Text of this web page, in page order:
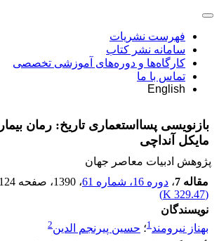
فهرست نشریات
سامانه نشر کتاب
کارگاه‌ها و دوره‌های آموزشی تخصصی
تماس با ما
English
بازنویسی پسااستعماری تاریخ: رمان
مایکل آنداچی
پژوهش ادبیات معاصر جهان
مقاله 7
، دوره 16، شماره 61 ، 1390 ، صفحه
(
329.47 K
)
نویسندگان
بهناز نیرومند1؛ حسین پیرنجم الدین2